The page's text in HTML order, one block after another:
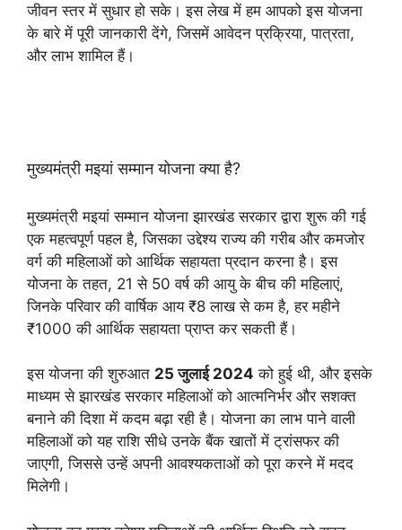
जीवन स्तर में सुधार हो सके। इस लेख में हम आपको इस योजना
के बारे में पूरी जानकारी देंगे, जिसमें आवेदन प्रक्रिया, पात्रता,
और लाभ शामिल हैं।
मुख्यमंत्री मइयां सम्मान योजना क्या है?
मुख्यमंत्री मइयां सम्मान योजना झारखंड सरकार द्वारा शुरू की गई
एक महत्वपूर्ण पहल है, जिसका उद्देश्य राज्य की गरीब और कमजोर
वर्ग की महिलाओं को आर्थिक सहायता प्रदान करना है। इस
योजना के तहत, 21 से 50 वर्ष की आयु के बीच की महिलाएं,
जिनके परिवार की वार्षिक आय ₹8 लाख से कम है, हर महीने
₹1000 की आर्थिक सहायता प्राप्त कर सकती हैं।
इस योजना की शुरुआत 25 जुलाई 2024 को हुई थी, और इसके
माध्यम से झारखंड सरकार महिलाओं को आत्मनिर्भर और सशक्त
बनाने की दिशा में कदम बढ़ा रही है। योजना का लाभ पाने वाली
महिलाओं को यह राशि सीधे उनके बैंक खातों में ट्रांसफर की
जाएगी, जिससे उन्हें अपनी आवश्यकताओं को पूरा करने में मदद
मिलेगी।